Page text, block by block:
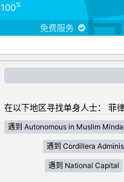
100%
免费服务
在以下地区寻找单身人士： 菲
遇到 Autonomous in Muslim
遇到 Cordillera
遇到 National Capital